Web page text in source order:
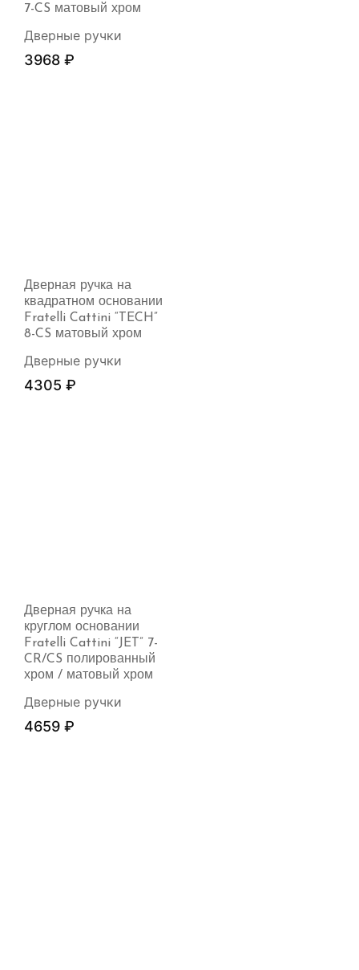
7-CS матовый хром
Дверные ручки
3968 ₽
Дверная ручка на
квадратном основании
Fratelli Cattini “TECH”
8-CS матовый хром
Дверные ручки
4305 ₽
Дверная ручка на
круглом основании
Fratelli Cattini “JET” 7-
CR/CS полированный
хром / матовый хром
Дверные ручки
4659 ₽